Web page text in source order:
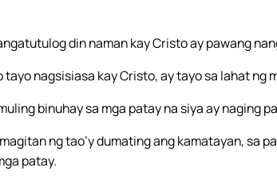
din naman kay Cristo ay pawang
tayo nagsisiasa kay Cristo, ay tayo sa lahat ng
binuhay sa mga patay na siya ay naging
ng tao’y dumating ang kamatayan, sa
patay.